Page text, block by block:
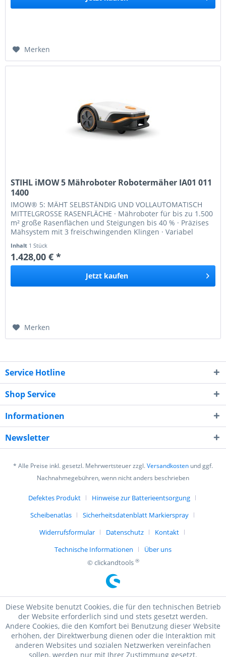
Merken
STIHL iMOW 5 Mähroboter Robotermäher IA01 011
1400
IMOW® 5: MÄHT SELBSTÄNDIG UND VOLLAUTOMATISCH
MITTELGROSSE RASENFLÄCHE · Mähroboter für bis zu 1.500
m² große Rasenflächen und Steigungen bis 40 % · Präzises
Mähsystem mit 3 freischwingenden Klingen · Variabel
Inhalt 1 Stück
1.428,00 € *
Jetzt kaufen
Merken
Service Hotline
Shop Service
Informationen
Newsletter
* Alle Preise inkl. gesetzl. Mehrwertsteuer zzgl.Versandkosten und ggf.
Nachnahmegebühren, wenn nicht anders beschrieben
Defektes Produkt
Hinweise zur Batterieentsorgung
Scheibenatlas
Sicherheitsdatenblatt Markierspray
Widerrufsformular
Datenschutz
Kontakt
Technische Informationen
Über uns
© clickandtools ®
Diese Website benutzt Cookies, die für den technischen Betrieb
der Website erforderlich sind und stets gesetzt werden.
Andere Cookies, die den Komfort bei Benutzung dieser Website
erhöhen, der Direktwerbung dienen oder die Interaktion mit
anderen Websites und sozialen Netzwerken vereinfachen
sollen, werden nur mit Ihrer Zustimmung gesetzt.